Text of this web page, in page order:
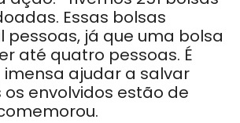
Essas bolsas
pessoas, já que uma bolsa
até quatro pessoas. É
ajudar a salvar
os envolvidos estão de